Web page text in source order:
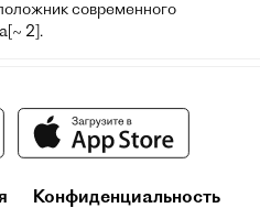
современного
2].
Конфиденциальность